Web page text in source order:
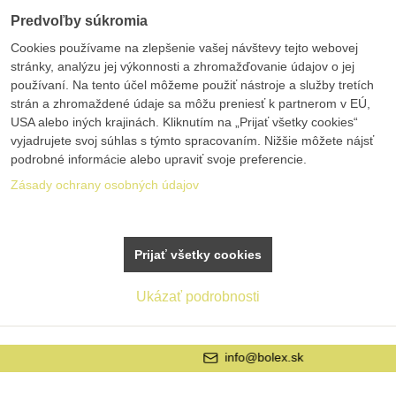
info@bolex.sk
Predvoľby súkromia
Cookies používame na zlepšenie vašej návštevy tejto webovej
stránky, analýzu jej výkonnosti a zhromažďovanie údajov o jej
používaní. Na tento účel môžeme použiť nástroje a služby tretích
strán a zhromaždené údaje sa môžu preniesť k partnerom v EÚ,
USA alebo iných krajinách. Kliknutím na „Prijať všetky cookies“
vyjadrujete svoj súhlas s týmto spracovaním. Nižšie môžete nájsť
podrobné informácie alebo upraviť svoje preferencie.
Zásady ochrany osobných údajov
Ukázať podrobnosti
Prijať všetky cookies